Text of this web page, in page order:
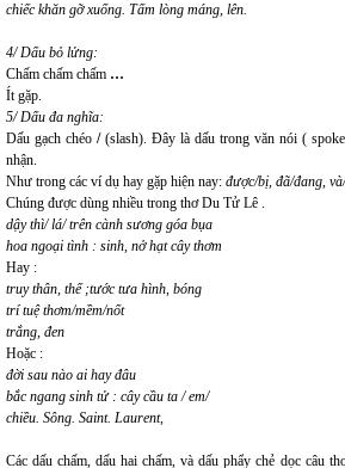
chiếc khăn gỡ xuống. Tấm lòng máng, lên.
4/ Dấu bỏ lửng:
Chấm chấm chấm …
Ít gặp.
5/ Dấu đa nghĩa:
Dấu gạch chéo / (slash). Đây là dấu trong văn nói (
nhận.
Như trong các ví dụ hay gặp hiện nay: được/bị, đã/đang,
Chúng được dùng nhiều trong thơ Du Tử Lê .
dậy thì/ lá/ trên cành sương góa bụa
hoa ngoại tình : sinh, nở hạt cây thơm
Hay :
truy thân, thế ;tước tưa hình, bóng
trí tuệ thơm/mềm/nốt
trắng, đen
Hoặc :
đời sau nào ai hay đâu
bắc ngang sinh tử : cây cầu ta / em/
chiều. Sông. Saint. Laurent,
Các dấu chấm, dấu hai chấm, và dấu phẩy chẻ dọc câu